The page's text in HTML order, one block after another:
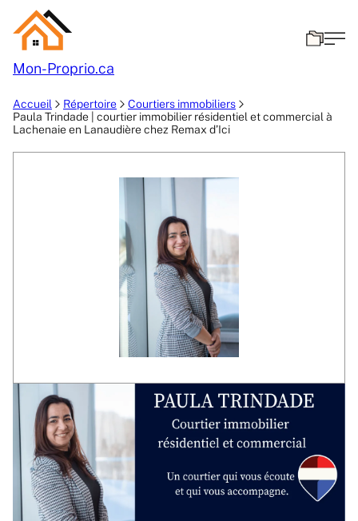
Mon-Proprio.ca
Accueil Répertoire
Courtiers immobiliers
Paula Trindade | courtier immobilier résidentiel et commercial à
Lachenaie en Lanaudière chez Remax d’Ici